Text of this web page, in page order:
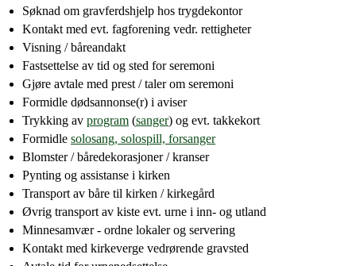
Søknad om gravferdshjelp hos trygdekontor
Kontakt med evt. fagforening vedr. rettigheter
Visning / båreandakt
Fastsettelse av tid og sted for seremoni
Gjøre avtale med prest / taler om seremoni
Formidle dødsannonse(r) i aviser
Trykking av program (sanger) og evt. takkekort
Formidle solosang, solospill, forsanger
Blomster / båredekorasjoner / kranser
Pynting og assistanse i kirken
Transport av båre til kirken / kirkegård
Øvrig transport av kiste evt. urne i inn- og utland
Minnesamvær - ordne lokaler og servering
Kontakt med kirkeverge vedrørende gravsted